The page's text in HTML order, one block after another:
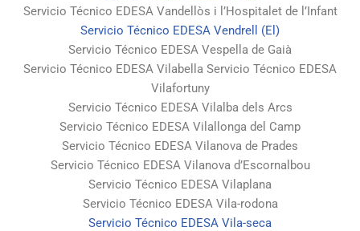
Servicio Técnico EDESA Vandellòs i l’Hospitalet de l’Infant
Servicio Técnico EDESA Vendrell (El)
Servicio Técnico EDESA Vespella de Gaià
Servicio Técnico EDESA Vilabella Servicio Técnico EDESA
Vilafortuny
Servicio Técnico EDESA Vilalba dels Arcs
Servicio Técnico EDESA Vilallonga del Camp
Servicio Técnico EDESA Vilanova de Prades
Servicio Técnico EDESA Vilanova d’Escornalbou
Servicio Técnico EDESA Vilaplana
Servicio Técnico EDESA Vila-rodona
Servicio Técnico EDESA Vila-seca